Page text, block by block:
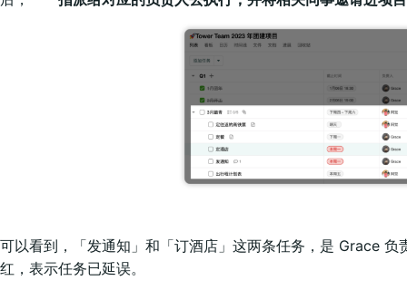
可以看到，「发通知」和「订酒店」这两条任务，是 Grace
红，表示任务已延误。